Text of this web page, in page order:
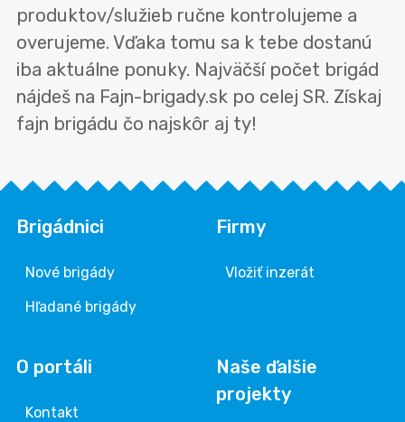
produktov/služieb ručne kontrolujeme a
overujeme. Vďaka tomu sa k tebe dostanú
iba aktuálne ponuky. Najväčší počet brigád
nájdeš na Fajn-brigady.sk po celej SR. Získaj
fajn brigádu čo najskôr aj ty!
Brigádnici
Nové brigády
Hľadané brigády
Firmy
Vložiť inzerát
O portáli
Kontakt
Naše ďalšie
projekty